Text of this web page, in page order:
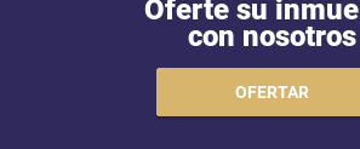
Oferte su
con nosotros
OFERTAR